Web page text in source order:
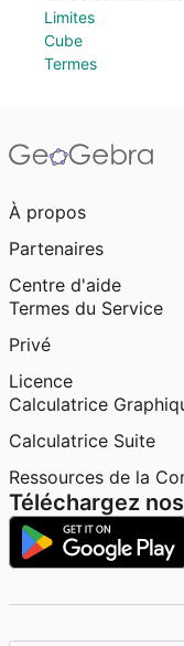
Limites
Cube
Termes
À propos
Partenaires
Centre d'aide
Termes du Service
Privé
Licence
Calculatrice
Calculatrice Suite
Ressources de la
Téléchargez